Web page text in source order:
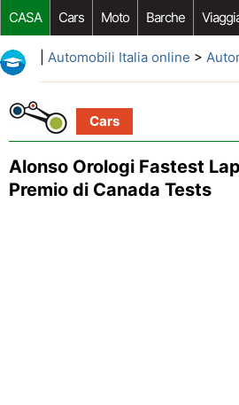
CASA Cars Moto Barche
Riparazione Auto Acquisto Auto
Automobili Italia online >
Cars
Alonso Orologi Fastest
Premio di Canada Tests